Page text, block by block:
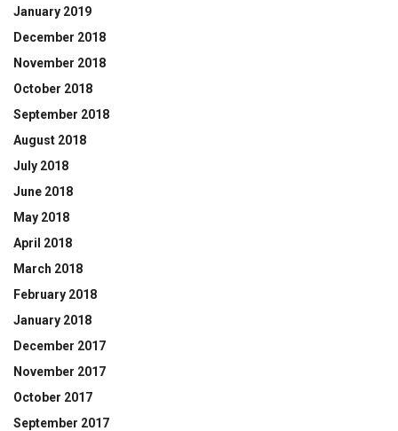
January 2019
December 2018
November 2018
October 2018
September 2018
August 2018
July 2018
June 2018
May 2018
April 2018
March 2018
February 2018
January 2018
December 2017
November 2017
October 2017
September 2017